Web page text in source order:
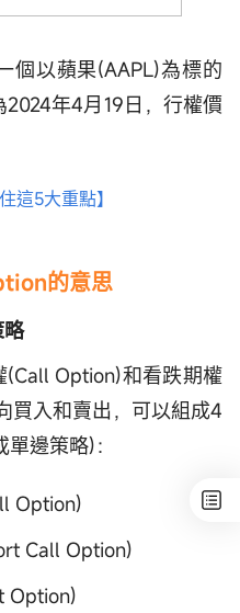
個以蘋果(AAPL)為標的
年4月19日，行權價
這5大重點】
的意思
(Call Option)和看跌期權
買入和賣出，可以組成4
邊策略)：
Option)
Call Option)
Option)